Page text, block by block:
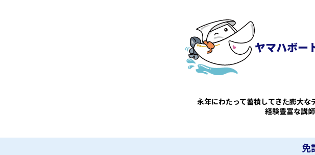
ヤマハボー
永年にわたって蓄積してきた膨大な
経験豊富な講
免